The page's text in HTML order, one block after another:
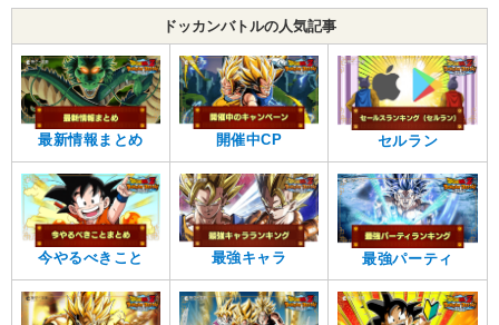
高速戦闘
世界の混乱
第一形態セル
2.0 /10点
【発動リンク効果】 ※発動条件あり
・気力+1
・ATK+35%
・DEF+25%
【一致するリンクスキル(
未来からの使者
分身
かめはめ波
BOSSキャラ
【一致するカテゴリー(
8)】
時空を超えし者
人工生命体
ドッカンバトルの人気記事
最新情報まとめ 開催中CP セルラン
今やるべきこと 最強キャラ 最強パーティ